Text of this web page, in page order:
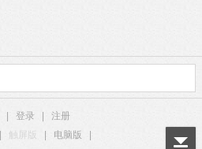
登录
注册
触屏版 电脑版